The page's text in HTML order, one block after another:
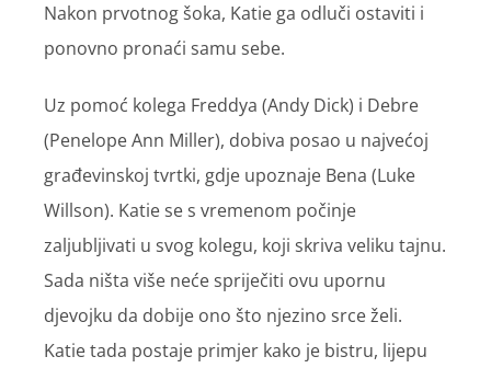
Nakon prvotnog šoka, Katie ga odluči ostaviti i
ponovno pronaći samu sebe.
Uz pomoć kolega Freddya (Andy Dick) i Debre
(Penelope Ann Miller), dobiva posao u najvećoj
građevinskoj tvrtki, gdje upoznaje Bena (Luke
Willson). Katie se s vremenom počinje
zaljubljivati u svog kolegu, koji skriva veliku tajnu.
Sada ništa više neće spriječiti ovu upornu
djevojku da dobije ono što njezino srce želi.
Katie tada postaje primjer kako je bistru, lijepu